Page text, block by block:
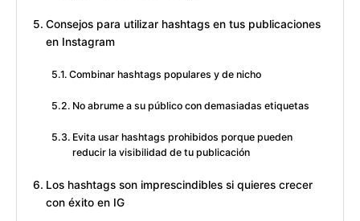
Consejos para utilizar hashtags en tus publicaciones
en Instagram
Combinar hashtags populares y de nicho
No abrume a su público con demasiadas etiquetas
Evita usar hashtags prohibidos porque pueden
reducir la visibilidad de tu publicación
Los hashtags son imprescindibles si quieres crecer
con éxito en IG